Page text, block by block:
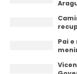
Pai